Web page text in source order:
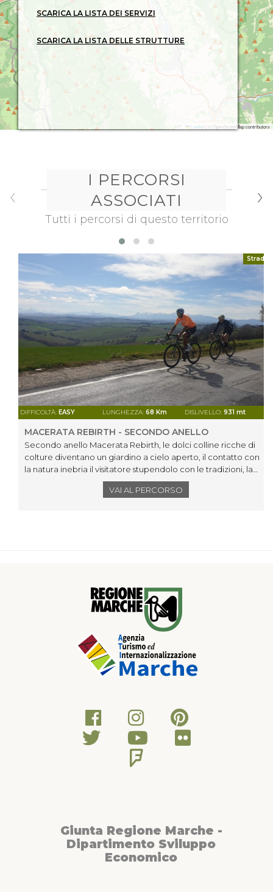
Leaflet © OpenStreetMap contributors
SCARICA LA LISTA DEI SERVIZI
SCARICA LA LISTA DELLE STRUTTURE
I PERCORSI
ASSOCIATI
Tutti i percorsi di questo territorio
Strada
DIFFICOLTÀ: EASY LUNGHEZZA: 68 Km DISLIVELLO: 931 mt
MACERATA REBIRTH - SECONDO ANELLO
Secondo anello Macerata Rebirth, le dolci colline ricche di
colture diventano un giardino a cielo aperto, il contatto con
la natura inebria il visitatore stupendolo con le tradizioni, la
VAI AL PERCORSO
‹ ›
Giunta Regione Marche -
Dipartimento Sviluppo
Economico